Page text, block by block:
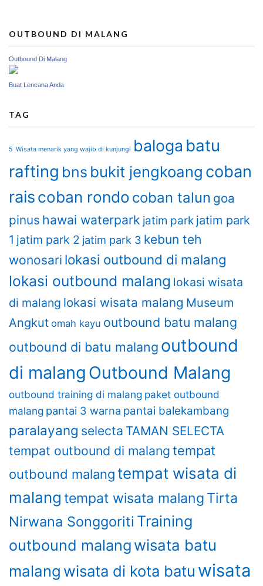
OUTBOUND DI MALANG
Outbound Di Malang
Buat Lencana Anda
TAG
5 Wisata menarik yang wajib di kunjungi baloga batu
rafting bns bukit jengkoang coban
raiscoban rondo coban talun goa
pinus hawai waterpark jatim park jatim park
1 jatim park 2 jatim park 3 kebun teh
wonosari lokasi outbound di malang
lokasi outbound malang lokasi wisata
di malang lokasi wisata malang Museum
Angkut omah kayu outbound batu malang
outbound di batu malang outbound
di malang Outbound Malang
outbound training di malang paket outbound
malang pantai 3 warna pantai balekambang
paralayang selecta TAMAN SELECTA
tempat outbound di malangtempat
outbound malangtempat wisata di
malang tempat wisata malang Tirta
Nirwana Songgoriti Training
outbound malang wisata batu
malang wisata di kota batu wisata